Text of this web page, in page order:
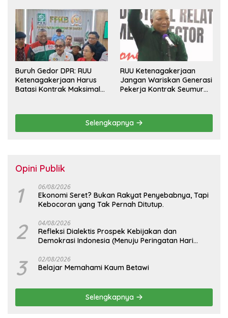
Pesangon
Buruh Gedor DPR: RUU
Ketenagakerjaan Harus
Batasi Kontrak Maksimal
RUU Ketenagakerjaan
Jangan Wariskan Generasi
Pekerja Kontrak Seumur
Selengkapnya
Opini Publik
1 06/08/2026
Ekonomi Seret? Bukan Rakyat Penyebabnya, Tapi
Kebocoran yang Tak Pernah Ditutup.
2 04/08/2026
Refleksi Dialektis Prospek Kebijakan dan
Demokrasi Indonesia (Menuju Peringatan Hari
3 02/08/2026
Belajar Memahami Kaum Betawi
Selengkapnya